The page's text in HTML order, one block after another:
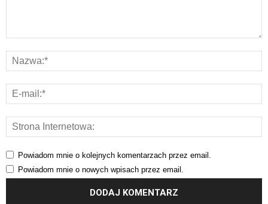
Powiadom mnie o kolejnych komentarzach przez email.
Powiadom mnie o nowych wpisach przez email.